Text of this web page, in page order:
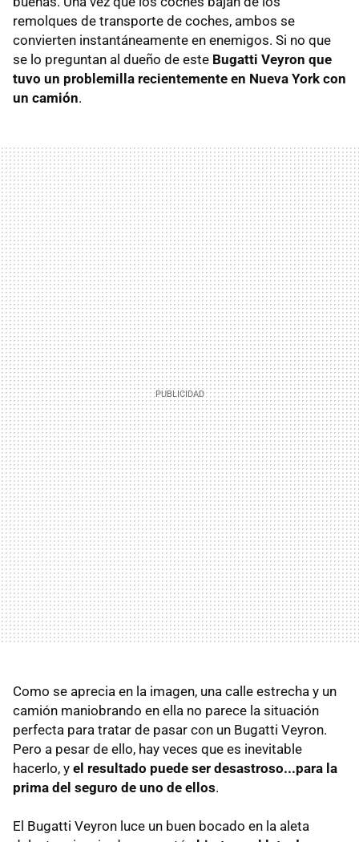
remolques de transporte de coches, ambos se
convierten instantáneamente en enemigos. Si no que
se lo preguntan al dueño de este Bugatti Veyron que
tuvo un problemilla recientemente en Nueva York con
un camión.
Como se aprecia en la imagen, una calle estrecha y un
camión maniobrando en ella no parece la situación
perfecta para tratar de pasar con un Bugatti Veyron.
Pero a pesar de ello, hay veces que es inevitable
hacerlo, y el resultado puede ser desastroso...para la
prima del seguro de uno de ellos.
El Bugatti Veyron luce un buen bocado en la aleta